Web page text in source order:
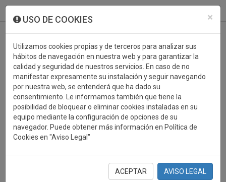
×
USO DE COOKIES
Utilizamos cookies propias y de terceros para analizar sus
hábitos de navegación en nuestra web y para garantizar la
calidad y seguridad de nuestros servicios. En caso de no
manifestar expresamente su instalación y seguir navegando
por nuestra web, se entenderá que ha dado su
consentimiento. Le informamos también que tiene la
posibilidad de bloquear o eliminar cookies instaladas en su
equipo mediante la configuración de opciones de su
navegador. Puede obtener más información en Política de
Cookies en "Aviso Legal"
ACEPTAR AVISO LEGAL
TROFEOS DEPORTIVOS
TWIRLING
En esta sección encontrarás una gran variedad de
trofeos deportivos. Define tu búsqueda mediante los